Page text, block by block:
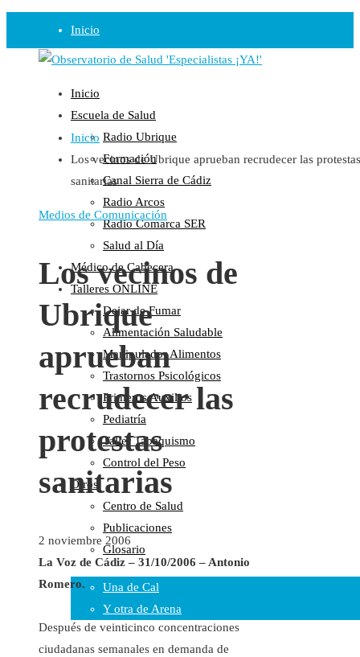
Inicio
Observatorio
Opinión
Radio
Guadalinfo Salud
Radio Guadalete
COPE Pontevedra
Salud en Radio Ubrique
Salud en Verano
Plataforma
Manifiestos
Comunicados
En nuestra Web
Colaboraciones
Cartas al Director
Medios de Comunicación
Otros
Vídeos
Audio
Cara Oscura Sanidad
Humor
Cal y Arena
Una de Cal
Y otra de Arena
Inicio
Escuela de Salud
Radio Ubrique
Formación
Canal Sierra de Cádiz
Radio Arcos
Radio Comarca SER
Salud al Día
Médico de Cabecera
Talleres ONLINE
Dejar de Fumar
Alimentación Saludable
Manipulador Alimentos
Trastornos Psicológicos
Primeros Auxilios
Pediatría
Taller Tabaquismo
Control del Peso
Otros
Centro de Salud
Publicaciones
Glosario
Inicio
Los vecinos de Ubrique aprueban recrudecer las protestas
sanitarias
Medios de Comunicación
Los vecinos de
Ubrique
aprueban
recrudecer las
protestas
sanitarias
2 noviembre 2006
La Voz de Cádiz – 31/10/2006 – Antonio
Romero.
Después de veinticinco concentraciones
ciudadanas semanales en demanda de